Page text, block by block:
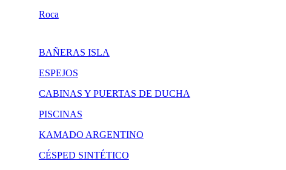
Roca
BAÑERAS ISLA
ESPEJOS
CABINAS Y PUERTAS DE DUCHA
PISCINAS
KAMADO ARGENTINO
CÉSPED SINTÉTICO